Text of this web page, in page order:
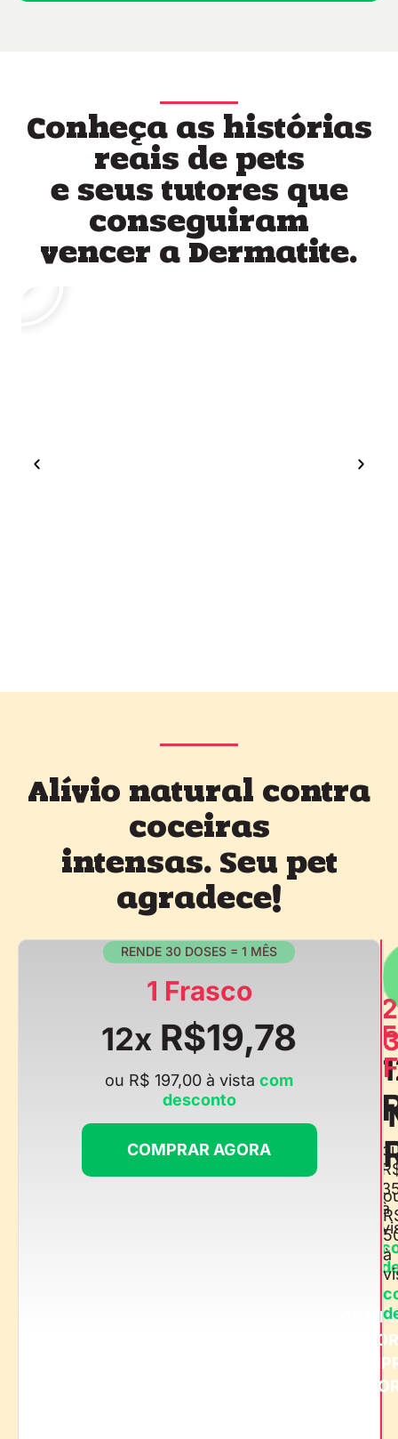
Conheça as histórias
reais de pets
e seus tutores que
conseguiram
vencer a Dermatite.
Alívio natural contra
coceiras
intensas. Seu pet
agradece!
RENDE 30 DOSES = 1 MÊS
1 Frasco
12x R$19,78
ou R$ 197,00 à vista com
desconto
COMPRAR AGORA
2
à
à